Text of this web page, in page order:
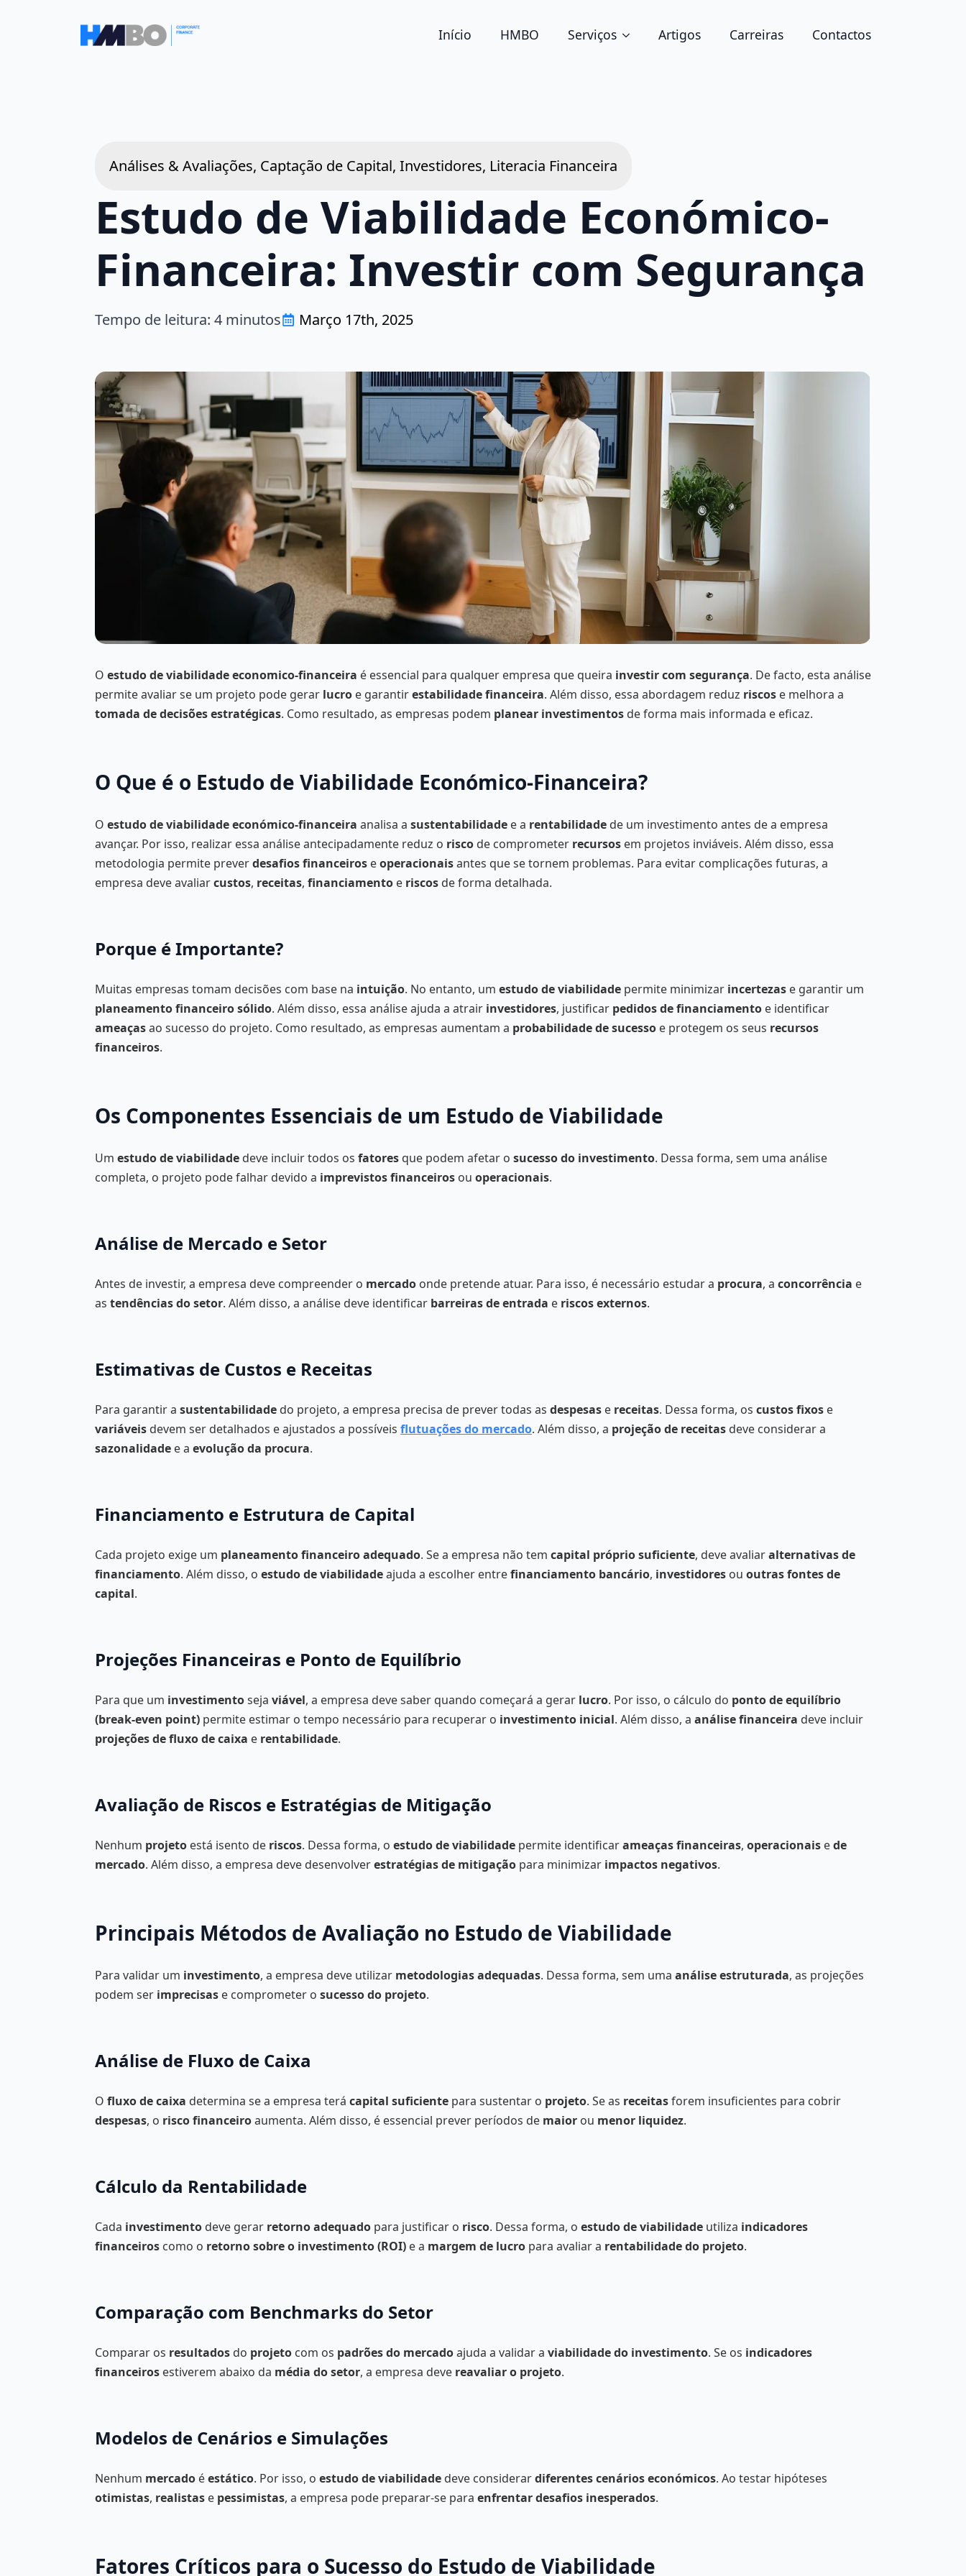
Início HMBO Serviços Artigos Carreiras Contactos
Análises & Avaliações, Captação de Capital, Investidores, Literacia Financeira
Estudo de Viabilidade Económico-
Financeira: Investir com Segurança
Tempo de leitura: 4 minutos Março 17th, 2025
O estudo de viabilidade economico-financeira é essencial para qualquer empresa que queira investir com segurança. De facto, esta análise
permite avaliar se um projeto pode gerar lucro e garantirestabilidade financeira. Além disso, essa abordagem reduz riscos e melhora a
tomada de decisões estratégicas. Como resultado, as empresas podem planear investimentos de forma mais informada e eficaz.
O Que é o Estudo de Viabilidade Económico-Financeira?
O estudo de viabilidade económico-financeira analisa a sustentabilidade e a rentabilidade de um investimento antes de a empresa
avançar. Por isso, realizar essa análise antecipadamente reduz o risco de comprometer recursos em projetos inviáveis. Além disso, essa
metodologia permite preverdesafios financeiros eoperacionaisantes que se tornem problemas. Para evitar complicações futuras, a
empresa deve avaliarcustos, receitas, financiamento e riscos de forma detalhada.
Porque é Importante?
Muitas empresas tomam decisões com base na intuição. No entanto, um estudo de viabilidade permite minimizar incertezas e garantir um
planeamento financeiro sólido. Além disso, essa análise ajuda a atrair investidores, justificar pedidos de financiamento e identificar
ameaçasao sucesso do projeto. Como resultado, as empresas aumentam a probabilidade de sucesso e protegem os seus recursos
financeiros.
Os Componentes Essenciais de um Estudo de Viabilidade
Um estudo de viabilidade deve incluir todos os fatores que podem afetar o sucesso do investimento. Dessa forma, sem uma análise
completa, o projeto pode falhar devido a imprevistos financeiros ou operacionais.
Análise de Mercado e Setor
Antes de investir, a empresa deve compreender o mercado onde pretende atuar. Para isso, é necessário estudar a procura, a concorrência e
as tendências do setor. Além disso, a análise deve identificar barreiras de entrada e riscos externos.
Estimativas de Custos e Receitas
Para garantir a sustentabilidade do projeto, a empresa precisa de prever todas as despesas e receitas. Dessa forma, os custos fixos e
variáveis devem ser detalhados e ajustados a possíveis flutuações do mercado. Além disso, a projeção de receitas deve considerar a
sazonalidade e a evolução da procura.
Financiamento e Estrutura de Capital
Cada projeto exige um planeamento financeiro adequado. Se a empresa não tem capital próprio suficiente, deve avaliaralternativas de
financiamento. Além disso, o estudo de viabilidadeajuda a escolher entrefinanciamento bancário, investidores ou outras fontes de
capital.
Projeções Financeiras e Ponto de Equilíbrio
Para que um investimentoseja viável, a empresa deve saber quando começará a gerar lucro. Por isso, o cálculo do ponto de equilíbrio
(break-even point) permite estimar o tempo necessário para recuperar o investimento inicial. Além disso, a análise financeira deve incluir
projeções de fluxo de caixa e rentabilidade.
Avaliação de Riscos e Estratégias de Mitigação
Nenhum projeto está isento de riscos. Dessa forma, o estudo de viabilidade permite identificarameaças financeiras, operacionais ede
mercado. Além disso, a empresa deve desenvolverestratégias de mitigação para minimizar impactos negativos.
Principais Métodos de Avaliação no Estudo de Viabilidade
Para validar um investimento, a empresa deve utilizar metodologias adequadas. Dessa forma, sem uma análise estruturada, as projeções
podem ser imprecisas e comprometer o sucesso do projeto.
Análise de Fluxo de Caixa
O fluxo de caixa determina se a empresa terá capital suficiente para sustentar o projeto. Se as receitasforem insuficientes para cobrir
despesas, o risco financeiroaumenta. Além disso, é essencial prever períodos de maior ou menor liquidez.
Cálculo da Rentabilidade
Cada investimento deve gerar retorno adequado para justificar o risco. Dessa forma, o estudo de viabilidade utiliza indicadores
financeiros como o retorno sobre o investimento (ROI) e a margem de lucro para avaliar a rentabilidade do projeto.
Comparação com Benchmarks do Setor
Comparar os resultados do projeto com os padrões do mercadoajuda a validar a viabilidade do investimento. Se os indicadores
financeiros estiverem abaixo da média do setor, a empresa deve reavaliar o projeto.
Modelos de Cenários e Simulações
Nenhum mercado éestático. Por isso, o estudo de viabilidade deve considerardiferentes cenários económicos. Ao testar hipóteses
otimistas, realistas e pessimistas, a empresa pode preparar-se para enfrentar desafios inesperados.
Fatores Críticos para o Sucesso do Estudo de Viabilidade